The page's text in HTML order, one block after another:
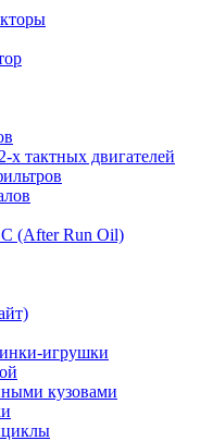
х тактных двигателей
(After Run Oil)
игрушки
кузовами